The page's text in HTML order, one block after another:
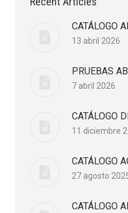
CATÁLOGO
13 abril 2026
PRUEBAS
7 abril 2026
CATÁLOGO
11 diciembre
CATÁLOGO
27 agosto
CATÁLOGO